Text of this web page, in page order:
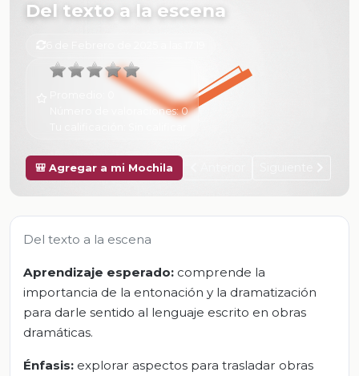
Del texto a la escena
Número de valoraciones:0
🎒 Agregar a mi Mochila
Del texto a la escena
Aprendizaje esperado: comprende la
importancia de la entonación y la dramatización
para darle sentido al lenguaje escrito en obras
dramáticas.
Énfasis: explorar aspectos para trasladar obras